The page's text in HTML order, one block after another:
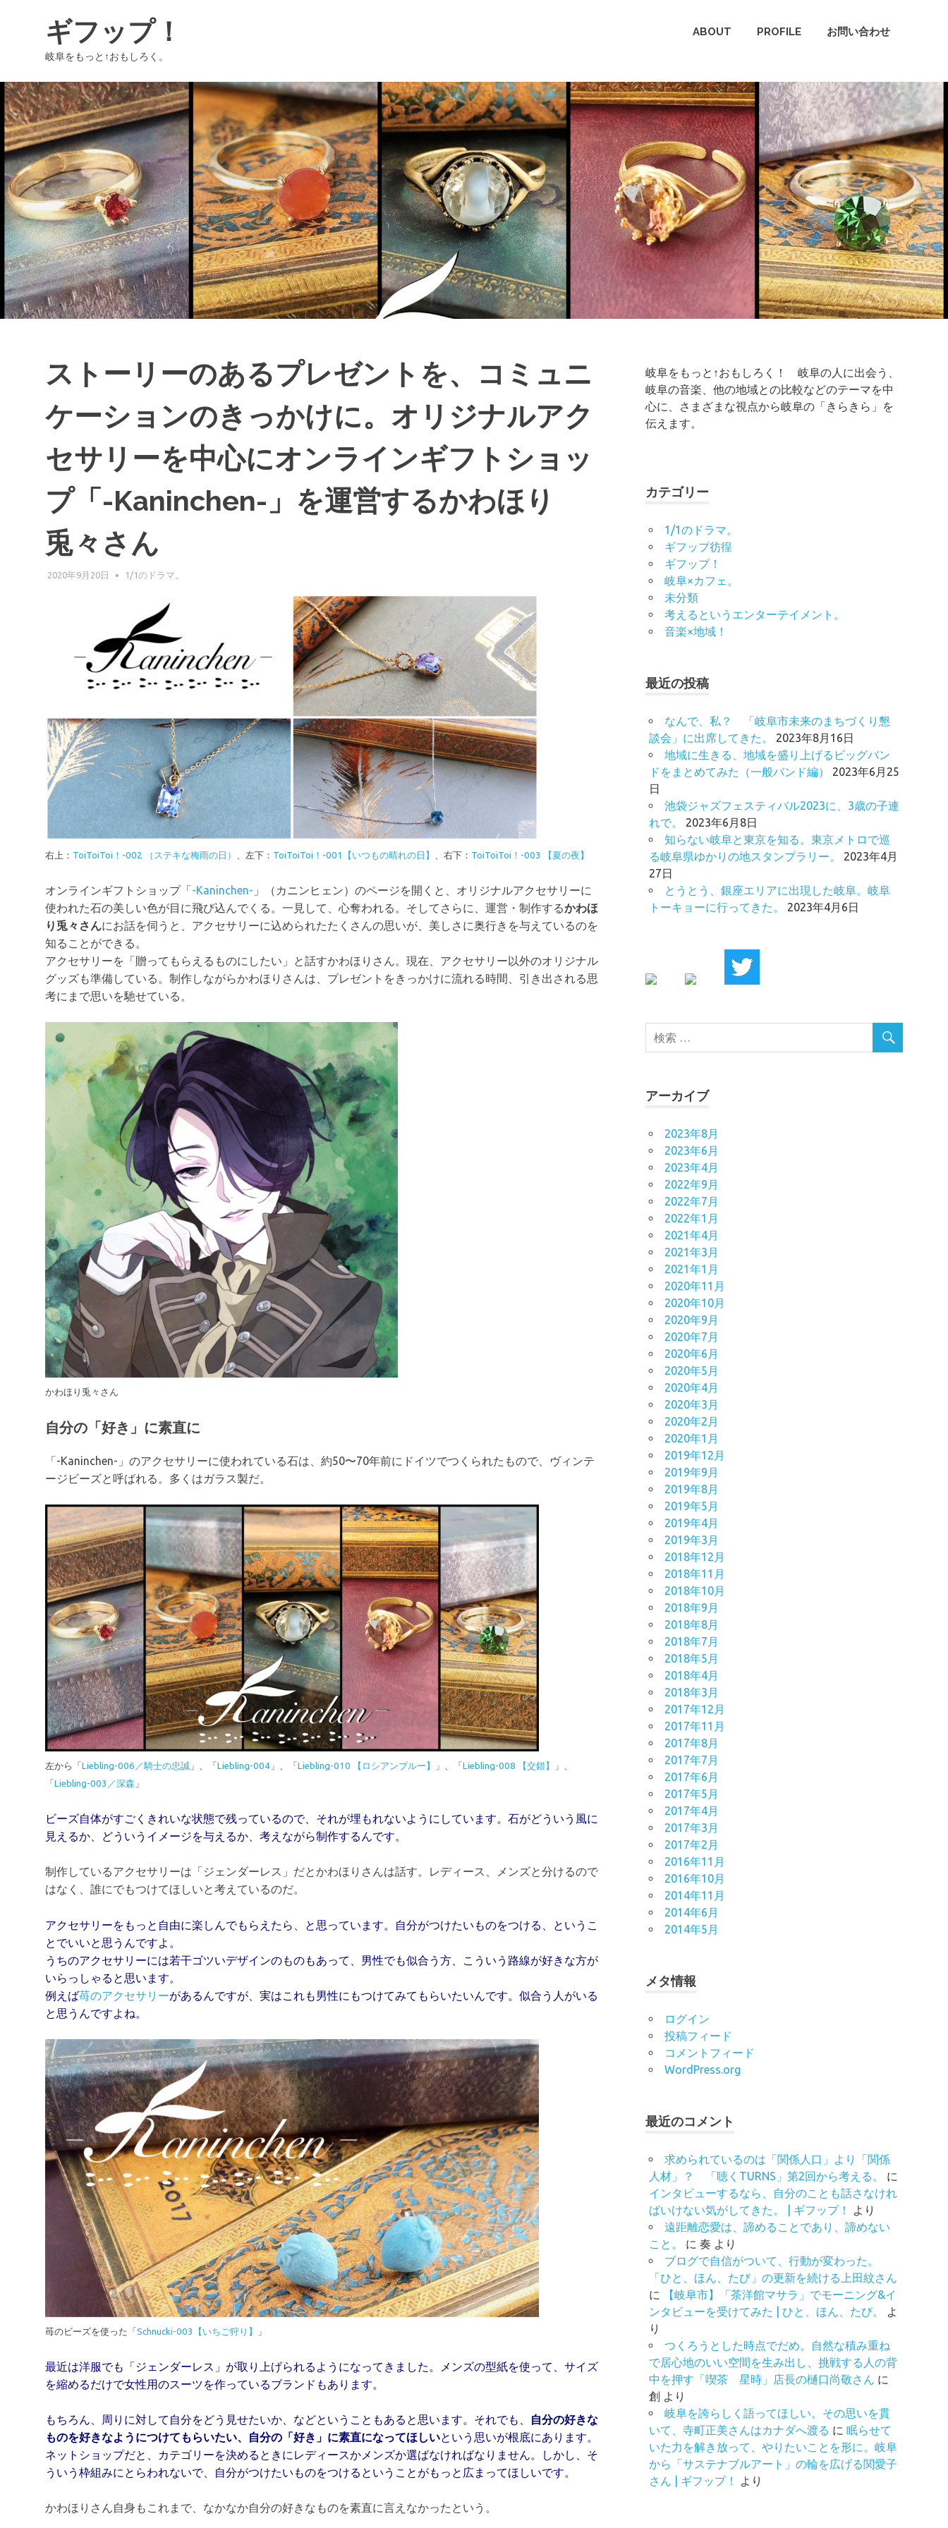
へ
ス
キ
ッ
プ
ギフップ！
岐阜をもっと↑おもしろく。
ABOUT PROFILE お問い合わせ
ストーリーのあるプレゼントを、コミュニ
ケーションのきっかけに。オリジナルアク
セサリーを中心にオンラインギフトショッ
プ「-Kaninchen-」を運営するかわほり
兎々さん
2020年9月20日 GIFUPP
1/1のドラマ。
右上： ToiToiToi！-002 （ステキな梅雨の日） 、左下： ToiToiToi！-001【いつもの晴れの日】 、右下： ToiToiToi！-003 【夏の夜】
オンラインギフトショップ「-Kaninchen- 」（カニンヒェン）のページを開くと、オリジナルアクセサリーに
使われた石の美しい色が目に飛び込んでくる。一見して、心奪われる。そしてさらに、運営・制作するかわほ
り兎々さんにお話を伺うと、アクセサリーに込められたたくさんの思いが、美しさに奥行きを与えているのを
知ることができる。
アクセサリーを「贈ってもらえるものにしたい」と話すかわほりさん。現在、アクセサリー以外のオリジナル
グッズも準備している。制作しながらかわほりさんは、プレゼントをきっかけに流れる時間、引き出される思
考にまで思いを馳せている。
かわほり兎々さん
自分の「好き」に素直に
「-Kaninchen-」のアクセサリーに使われている石は、約50〜70年前にドイツでつくられたもので、ヴィンテ
ージビーズと呼ばれる。多くはガラス製だ。
左から「 Liebling-006／騎士の忠誠 」、「 Liebling-004 」、「 Liebling-010 【ロシアンブルー】 」、「 Liebling-008 【交錯】
」、
「 Liebling-003／深森 」
ビーズ自体がすごくきれいな状態で残っているので、それが埋もれないようにしています。石がどういう風に
見えるか、どういうイメージを与えるか、考えながら制作するんです。
制作しているアクセサリーは「ジェンダーレス」だとかわほりさんは話す。レディース、メンズと分けるので
はなく、誰にでもつけてほしいと考えているのだ。
アクセサリーをもっと自由に楽しんでもらえたら、と思っています。自分がつけたいものをつける、というこ
とでいいと思うんですよ。
うちのアクセサリーには若干ゴツいデザインのものもあって、男性でも似合う方、こういう路線が好きな方が
いらっしゃると思います。
例えば苺のアクセサリーがあるんですが、実はこれも男性にもつけてみてもらいたいんです。似合う人がいる
と思うんですよね。
苺のビーズを使った「 Schnucki-003【いちご狩り】 」
最近は洋服でも「ジェンダーレス」が取り上げられるようになってきました。メンズの型紙を使って、サイズ
を縮めるだけで女性用のスーツを作っているブランドもあります。
もちろん、周りに対して自分をどう見せたいか、などということもあると思います。それでも、
自分の好きな
ものを好きなようにつけてもらいたい、自分の「好き」に素直になってほしいという思いが根底にあります。
ネットショップだと、カテゴリーを決めるときにレディースかメンズか選ばなければなりません。しかし、そ
ういう枠組みにとらわれないで、自分がつけたいものをつけるということがもっと広まってほしいです。
かわほりさん自身もこれまで、なかなか自分の好きなものを素直に言えなかったという。
岐阜をもっと↑おもしろく！ 岐阜の人に出会う、
岐阜の音楽、他の地域との比較などのテーマを中
心に、さまざまな視点から岐阜の「きらきら」を
伝えます。
カテゴリー
1/1のドラマ。
ギフップ彷徨
ギフップ！
岐阜×カフェ。
未分類
考えるというエンターテイメント。
音楽×地域！
最近の投稿
なんで、私？ 「岐阜市未来のまちづくり懇
談会」に出席してきた。
2023年8月16日
地域に生きる、地域を盛り上げるビッグバン
ドをまとめてみた（一般バンド編）
2023年6月25
日
池袋ジャズフェスティバル2023に、3歳の子連
れで。
2023年6月8日
知らない岐阜と東京を知る。東京メトロで巡
る岐阜県ゆかりの地スタンプラリー。
2023年4月
27日
とうとう、銀座エリアに出現した岐阜。岐阜
トーキョーに行ってきた。
2023年4月6日
アーカイブ
2023年8月
2023年6月
2023年4月
2022年9月
2022年7月
2022年1月
2021年4月
2021年3月
2021年1月
2020年11月
2020年10月
2020年9月
2020年7月
2020年6月
2020年5月
2020年4月
2020年3月
2020年2月
2020年1月
2019年12月
2019年9月
2019年8月
2019年5月
2019年4月
2019年3月
2018年12月
2018年11月
2018年10月
2018年9月
2018年8月
2018年7月
2018年5月
2018年4月
2018年3月
2017年12月
2017年11月
2017年8月
2017年7月
2017年6月
2017年5月
2017年4月
2017年3月
2017年2月
2016年11月
2016年10月
2014年11月
2014年6月
2014年5月
メタ情報
ログイン
投稿フィード
コメントフィード
WordPress.org
最近のコメント
求められているのは「関係人口」より「関係
人材」？ 「聴くTURNS」第2回から考える。
に
インタビューするなら、自分のことも話さなけれ
ばいけない気がしてきた。 | ギフップ！
より
遠距離恋愛は、諦めることであり、諦めない
こと。
に 奏 より
ブログで自信がついて、行動が変わった。
「ひと、ほん、たび」の更新を続ける上田紋さん
に
【岐阜市】「茶洋館マサラ」でモーニング&イ
ンタビューを受けてみた | ひと、ほん、たび。
よ
り
つくろうとした時点でだめ。自然な積み重ね
で居心地のいい空間を生み出し、挑戦する人の背
中を押す「喫茶 星時」店長の樋口尚敬さん
に
創 より
岐阜を誇らしく語ってほしい。その思いを貫
いて、寺町正美さんはカナダへ渡る に 眠らせて
いた力を解き放って、やりたいことを形に。岐阜
から「サステナブルアート」の輪を広げる関愛子
さん | ギフップ！
より